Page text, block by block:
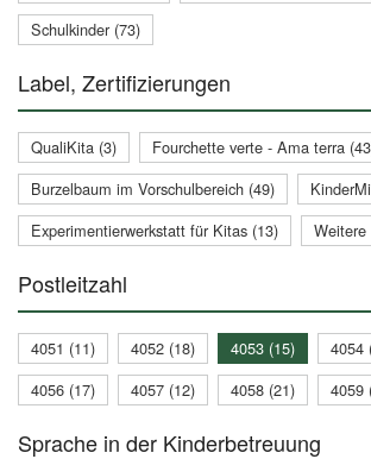
Schulkinder (73)
Label, Zertifizierungen
QualiKita (3)
Fourchette verte - Ama terra
Burzelbaum im Vorschulbereich (49)
Experimentierwerkstatt für Kitas (13)
Weitere
Postleitzahl
4051 (11) 4052 (18) 4053 (15) 4054
4056 (17)
4057 (12) 4058 (21) 4059
Sprache in der Kinderbetreuung